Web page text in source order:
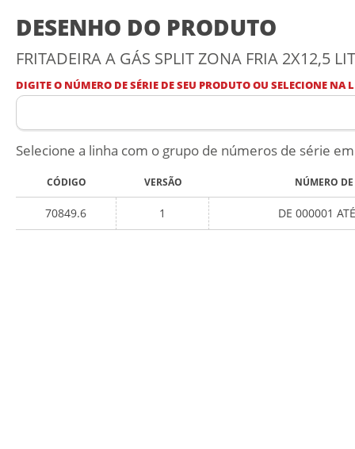
DESENHO DO PRODUTO
FRITADEIRA A GÁS SPLIT ZONA FRIA 2X12,5
DIGITE O NÚMERO DE SÉRIE DE SEU PRODUTO OU SELECIONE NA
Selecione a linha com o grupo de números de série
CÓDIGO VERSÃO NÚMERO DE
70849.6 1 DE 000001